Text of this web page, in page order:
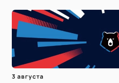
3 августа